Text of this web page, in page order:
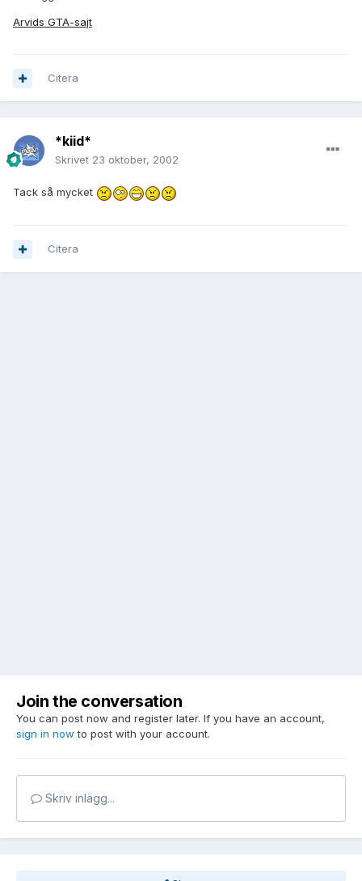
Arvids GTA-sajt
Citera
*kiid*
Skrivet 23 oktober, 2002
Tack så mycket
Citera
Join the conversation
You can post now and register later. If you have an account,
sign in now to post with your account.
Skriv inlägg...